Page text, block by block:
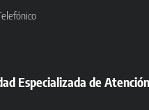
Especializada de